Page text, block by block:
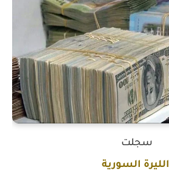
سجلت
الليرة السورية